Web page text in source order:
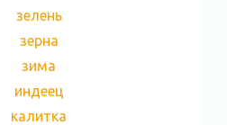
зелень
зерна
зима
индеец
калитка